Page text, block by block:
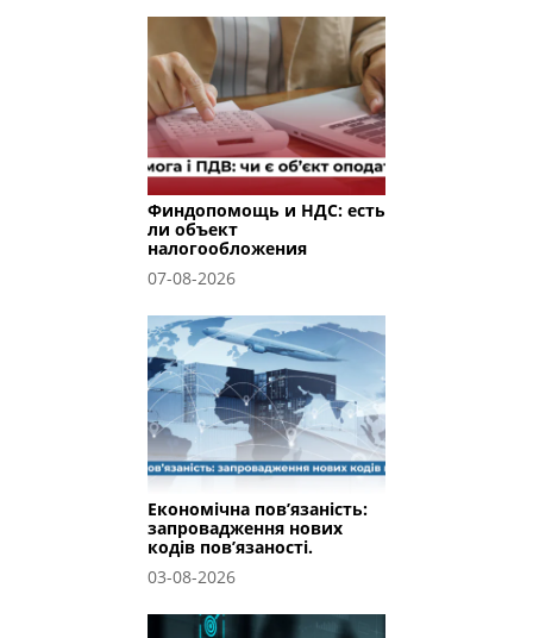
Финдопомощь и НДС: есть
ли объект
налогообложения
07-08-2026
Економічна пов’язаність:
запровадження нових
кодів пов’язаності.
03-08-2026